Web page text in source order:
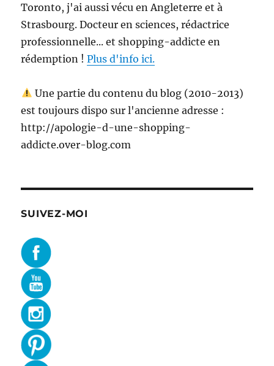
Toronto, j'ai aussi vécu en Angleterre et à
Strasbourg. Docteur en sciences, rédactrice
professionnelle... et shopping-addicte en
rédemption !Plus d'info ici.
Une partie du contenu du blog (2010-2013)
est toujours dispo sur l'ancienne adresse :
http://apologie-d-une-shopping-
addicte.over-blog.com
SUIVEZ-MOI